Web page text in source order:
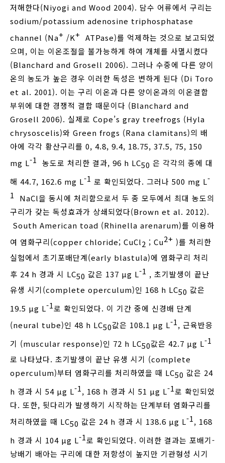
저해한다(Niyogi and Wood 2004). 담수 어류에서 구리는
sodium/potassium adenosine triphosphatase
channel (Na+ /K+ ATPase)를 억제하는 것으로 보고되었
으며, 이는 이온조절을 불가능하게 하여 개체를 사멸시켰다
(Blanchard and Grosell 2006). 그러나 수중에 다른 양이
온의 농도가 높은 경우 이러한 독성은 변하게 된다 (Di Toro
et al. 2001). 이는 구리 이온과 다른 양이온과의 이온결합
부위에 대한 경쟁적 결합 때문이다 (Blanchard and
Grosell 2006). 실제로 Cope’s gray treefrogs (Hyla
chrysoscelis)와 Green frogs (Rana clamitans)의 배
아에 각각 황산구리를 0, 4.8, 9.4, 18.75, 37.5, 75, 150
mg L-1 농도로 처리한 결과, 96 h LC50 은 각각의 종에 대
해 44.7, 162.6 mg L-1 로 확인되었다. 그러나 500 mg L-
1 NaCl을 동시에 처리함으로서 두 종 모두에서 최대 농도의
구리가 갖는 독성효과가 상쇄되었다(Brown et al. 2012).
South American toad (Rhinella arenarum)를 이용하
여 염화구리(copper chloride; CuCl2 ; Cu2+ )를 처리한
실험에서 초기포배단계(early blastula)에 염화구리 처리
후 24 h 경과 시 LC50 값은 137 μg L-1 , 초기발생이 끝난
유생 시기(complete operculum)인 168 h LC50 값은
19.5 μg L-1로 확인되었다. 이 기간 중에 신경배 단계
(neural tube)인 48 h LC50값은 108.1 μg L-1, 근육반응
기 (muscular response)인 72 h LC50값은 42.7 μg L-1
로 나타났다. 초기발생이 끝난 유생 시기 (complete
operculum)부터 염화구리를 처리하였을 때 LC50 값은 24
h 경과 시 54 μg L-1, 168 h 경과 시 51 μg L-1로 확인되었
다. 또한, 뒷다리가 발생하기 시작하는 단계부터 염화구리를
처리하였을 때 LC50 값은 24 h 경과 시 138.6 μg L-1, 168
h 경과 시 104 μg L-1로 확인되었다. 이러한 결과는 포배기-
낭배기 배아는 구리에 대한 저항성이 높지만 기관형성 시기